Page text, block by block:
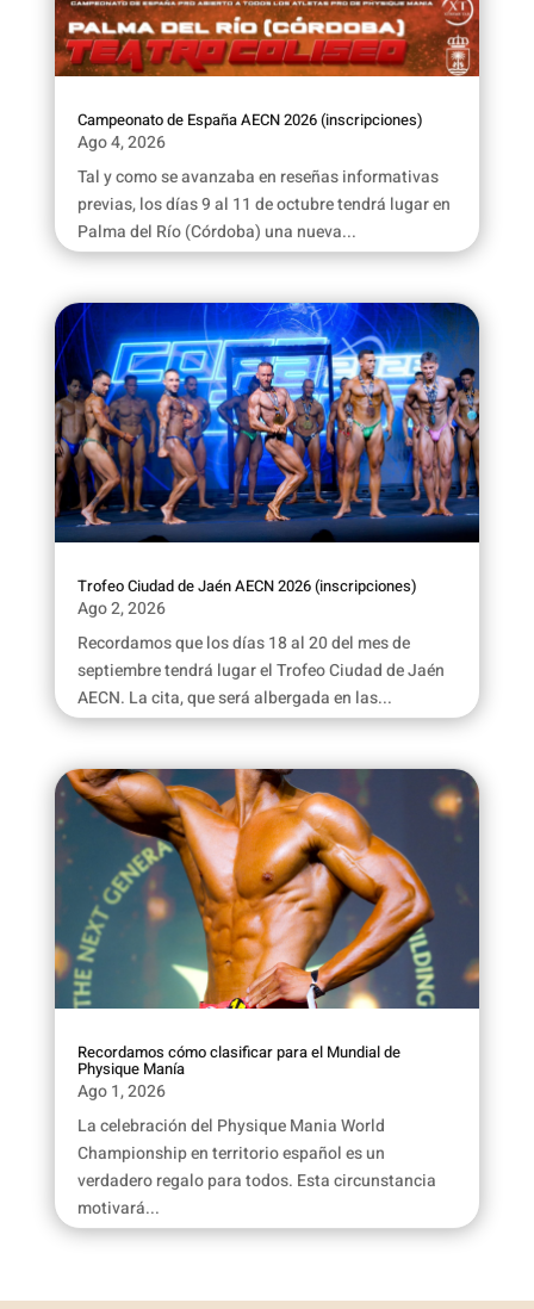
Campeonato de España AECN 2026 (inscripciones)
Ago 4, 2026
Tal y como se avanzaba en reseñas informativas
previas, los días 9 al 11 de octubre tendrá lugar en
Palma del Río (Córdoba) una nueva...
Trofeo Ciudad de Jaén AECN 2026 (inscripciones)
Ago 2, 2026
Recordamos que los días 18 al 20 del mes de
septiembre tendrá lugar el Trofeo Ciudad de Jaén
AECN. La cita, que será albergada en las...
Recordamos cómo clasificar para el Mundial de
Physique Manía
Ago 1, 2026
La celebración del Physique Mania World
Championship en territorio español es un
verdadero regalo para todos. Esta circunstancia
motivará...